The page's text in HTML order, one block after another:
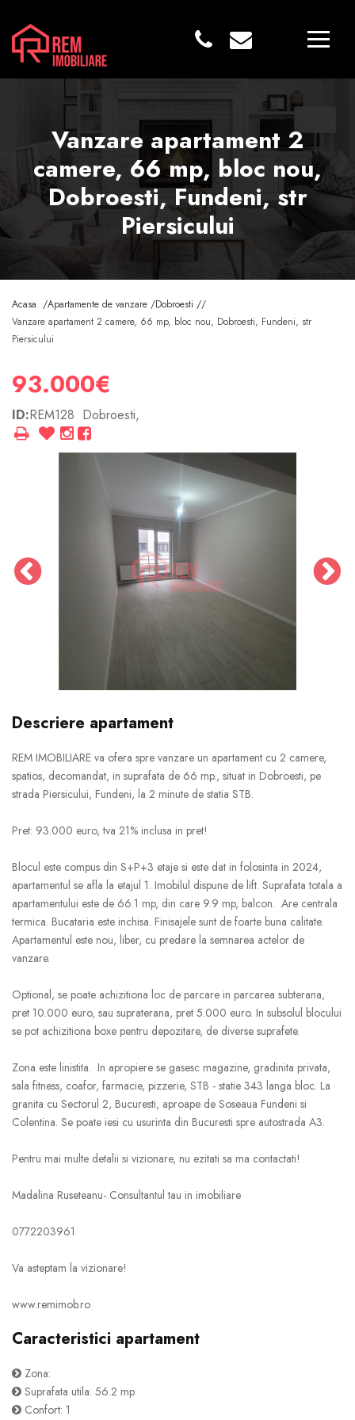
Vanzare apartament 2
camere, 66 mp, bloc nou,
Dobroesti, Fundeni, str
Piersicului
Acasa /Apartamente de vanzare /Dobroesti //
Vanzare apartament 2 camere, 66 mp, bloc nou, Dobroesti, Fundeni, str
Piersicului
93.000€
ID:REM128 Dobroesti,
Descriere apartament
REM IMOBILIARE va ofera spre vanzare un apartament cu 2 camere,
spatios, decomandat, in suprafata de 66 mp., situat in Dobroesti, pe
strada Piersicului, Fundeni, la 2 minute de statia STB.
Pret: 93.000 euro, tva 21% inclusa in pret!
Blocul este compus din S+P+3 etaje si este dat in folosinta in 2024,
apartamentul se afla la etajul 1. Imobilul dispune de lift. Suprafata totala a
apartamentului este de 66.1 mp, din care 9.9 mp, balcon. Are centrala
termica. Bucataria este inchisa. Finisajele sunt de foarte buna calitate.
Apartamentul este nou, liber, cu predare la semnarea actelor de
vanzare.
Optional, se poate achizitiona loc de parcare in parcarea subterana,
pret 10.000 euro, sau supraterana, pret 5.000 euro. In subsolul blocului
se pot achizitiona boxe pentru depozitare, de diverse suprafete.
Zona este linistita. In apropiere se gasesc magazine, gradinita privata,
sala fitness, coafor, farmacie, pizzerie, STB - statie 343 langa bloc. La
granita cu Sectorul 2, Bucuresti, aproape de Soseaua Fundeni si
Colentina. Se poate iesi cu usurinta din Bucuresti spre autostrada A3.
Pentru mai multe detalii si vizionare, nu ezitati sa ma contactati!
Madalina Ruseteanu- Consultantul tau in imobiliare
0772203961
Va asteptam la vizionare!
www.remimob.ro
Caracteristici apartament
Zona:
Suprafata utila: 56.2 mp
Confort: 1